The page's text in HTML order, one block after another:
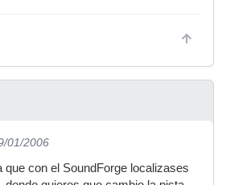
01/2006
que con el SoundForge localizases